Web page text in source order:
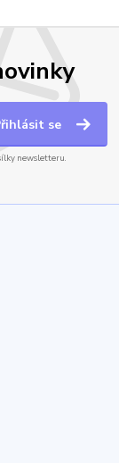
se
newsletteru.